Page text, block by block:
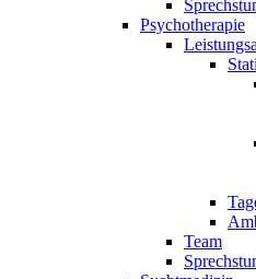
Psychotherapie
Team